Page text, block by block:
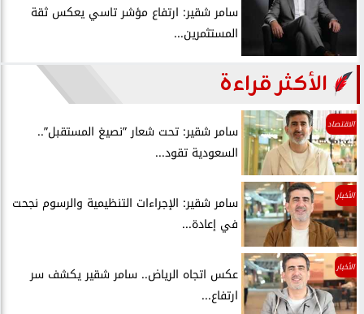
سامر شقير: ارتفاع مؤشر تاسي يعكس ثقة
المستثمرين...
الأكثر قراءة
الاقتصاد
سامر شقير: تحت شعار ”نصيغ المستقبل”..
السعودية تقود...
الأخبار
سامر شقير: الإجراءات التنظيمية والرسوم نجحت
في إعادة...
الأخبار
عكس اتجاه الرياض.. سامر شقير يكشف سر
ارتفاع...